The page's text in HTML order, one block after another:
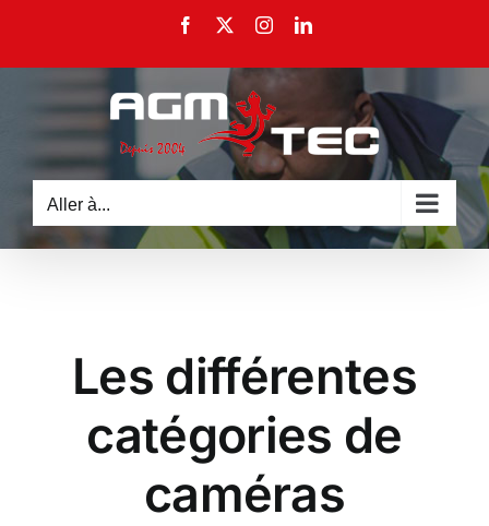
contenu
Facebook InstagramLinkedIn
Aller à...
Les différentes
catégories de
caméras